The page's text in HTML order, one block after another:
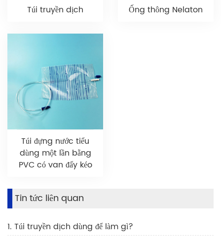
Túi truyền dịch Ống thông Nelaton
Túi đựng nước tiểu
dùng một lần bằng
PVC có van đẩy kéo
Tin tức liên quan
1. Túi truyền dịch dùng để làm gì?